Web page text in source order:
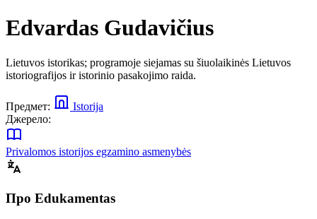
Edvardas Gudavičius
Lietuvos istorikas; programoje siejamas su šiuolaikinės Lietuvos
istoriografijos ir istorinio pasakojimo raida.
Предмет:
Istorija
Джерело:
Privalomos istorijos egzamino asmenybės
Про Edukamentas